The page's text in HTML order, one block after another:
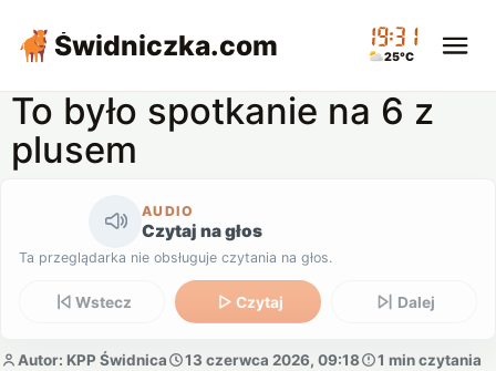
Świdniczka.com 19:32
25°C
To było spotkanie na 6 z
plusem
AUDIO
Czytaj na głos
Ta przeglądarka nie obsługuje czytania na głos.
Wstecz Czytaj Dalej
Autor: KPP Świdnica 13 czerwca 2026, 09:18
1 min czytania